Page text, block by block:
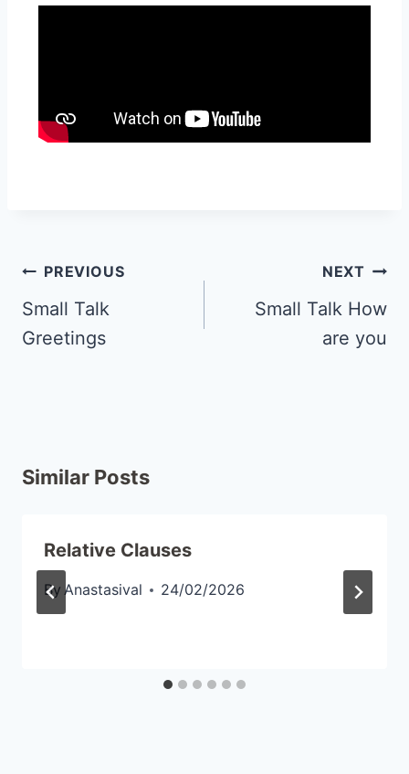
PREVIOUS
Small Talk
Greetings
NEXT
Small Talk How
are you
Similar Posts
Relative Clauses
By Anastasival 24/02/2026